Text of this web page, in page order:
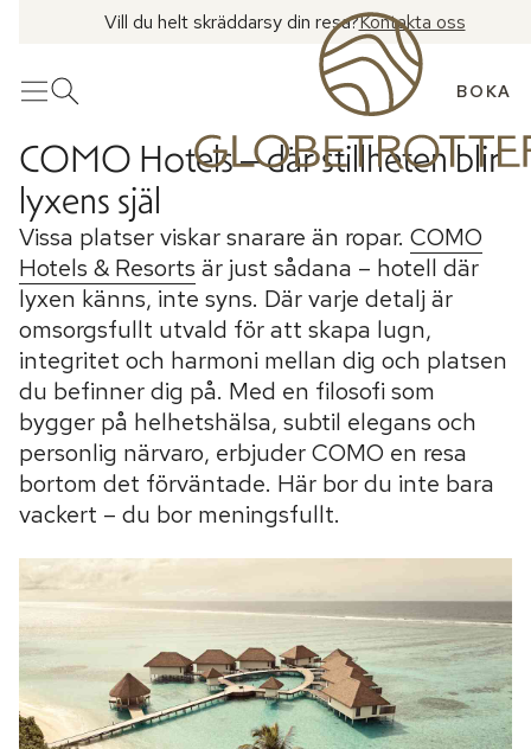
Vill du helt skräddarsy din resa?Kontakta oss
MenyÖppna sök BOKA
COMO Hotels – där stillheten blir
lyxens själ
Vissa platser viskar snarare än ropar. COMO
Hotels & Resorts är just sådana – hotell där
lyxen känns, inte syns. Där varje detalj är
omsorgsfullt utvald för att skapa lugn,
integritet och harmoni mellan dig och platsen
du befinner dig på. Med en filosofi som
bygger på helhetshälsa, subtil elegans och
personlig närvaro, erbjuder COMO en resa
bortom det förväntade. Här bor du inte bara
vackert – du bor meningsfullt.